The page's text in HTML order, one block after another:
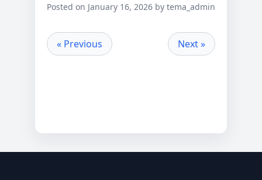
Posted on January 16, 2026 by tema_admin
« Previous Next »